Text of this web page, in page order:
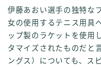
伊藤あおい選手の独特な
女の使用するテニス用具
ップ製のラケットを使用
タマイズされたものだと
ングス）についても、ス